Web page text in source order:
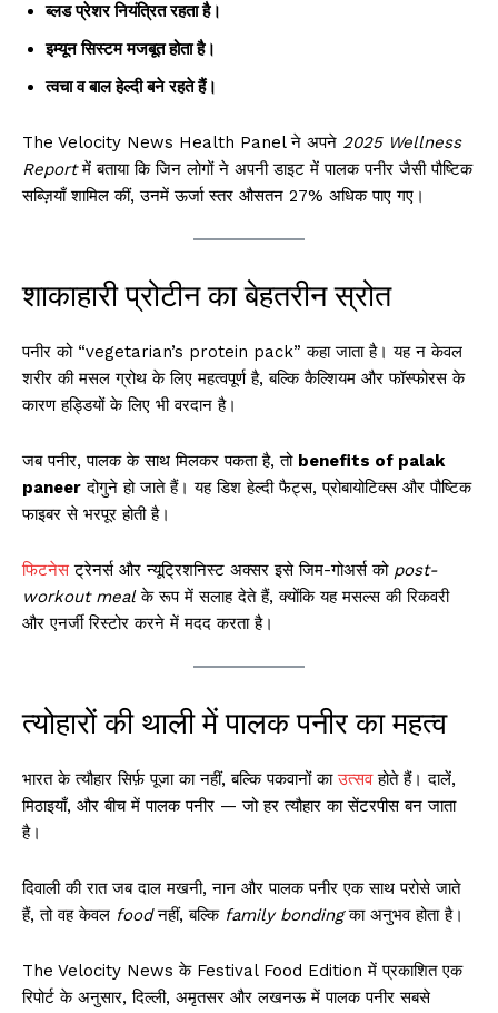
ब्लड प्रेशर नियंत्रित रहता है।
इम्यून सिस्टम मजबूत होता है।
त्वचा व बाल हेल्दी बने रहते हैं।
The Velocity News Health Panel ने अपने 2025 Wellness
Reportमें बताया कि जिन लोगों ने अपनी डाइट में पालक पनीर जैसी पौष्टिक
सब्ज़ियाँ शामिल कीं, उनमें ऊर्जा स्तर औसतन 27% अधिक पाए गए।
शाकाहारी प्रोटीन का बेहतरीन स्रोत
पनीर को “vegetarian’s protein pack” कहा जाता है। यह न केवल
शरीर की मसल ग्रोथ के लिए महत्वपूर्ण है, बल्कि कैल्शियम और फॉस्फोरस के
कारण हड्डियों के लिए भी वरदान है।
जब पनीर, पालक के साथ मिलकर पकता है, तो benefits of palak
paneer दोगुने हो जाते हैं। यह डिश हेल्दी फैट्स, प्रोबायोटिक्स और पौष्टिक
फाइबर से भरपूर होती है।
फिटनेसट्रेनर्स और न्यूट्रिशनिस्ट अक्सर इसे जिम-गोअर्स को post-
workout mealके रूप में सलाह देते हैं, क्योंकि यह मसल्स की रिकवरी
और एनर्जी रिस्टोर करने में मदद करता है।
त्योहारों की थाली में पालक पनीर का महत्व
भारत के त्यौहार सिर्फ़ पूजा का नहीं, बल्कि पकवानों काउत्सवहोते हैं। दालें,
मिठाइयाँ, और बीच में पालक पनीर — जो हर त्यौहार का सेंटरपीस बन जाता
है।
दिवाली की रात जब दाल मखनी, नान और पालक पनीर एक साथ परोसे जाते
हैं, तो वह केवल foodनहीं, बल्कि family bondingका अनुभव होता है।
The Velocity News के Festival Food Edition में प्रकाशित एक
रिपोर्ट के अनुसार, दिल्ली, अमृतसर और लखनऊ में पालक पनीर सबसे